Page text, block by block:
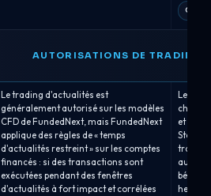
AUTORISATIONS DE TRADING
Le trading d'actualités est
généralement autorisé sur les modèles
CFD de FundedNext, mais FundedNext
applique des règles de « temps
d'actualités restreint » sur les comptes
financés : si des transactions sont
exécutées pendant des fenêtres
d'actualités à fort impact et corrélées
Les
chez
et du
Step, et
trading
heures